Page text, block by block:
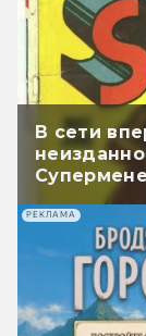
В сети
РЕКЛАМА